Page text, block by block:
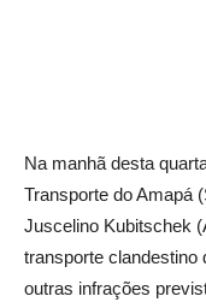
Na manhã desta
Transporte do Amapá
Juscelino Kubitschek
transporte clandestino
outras infrações